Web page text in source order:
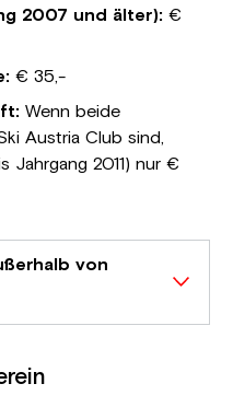
2007 und älter): €
€ 35,-
Wenn beide
Austria Club sind,
Jahrgang 2011) nur €
von